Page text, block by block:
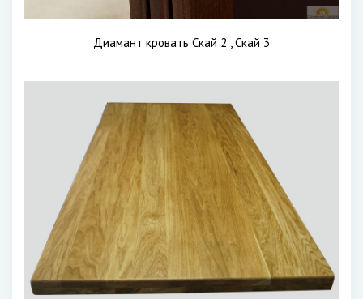
Диамант кровать Скай 2 , Скай 3